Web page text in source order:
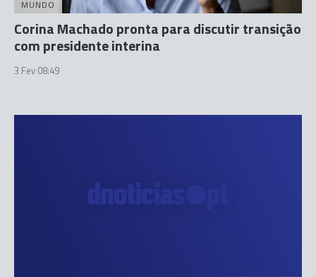
MUNDO
Corina Machado pronta para discutir transição
com presidente interina
3 Fev 08:49